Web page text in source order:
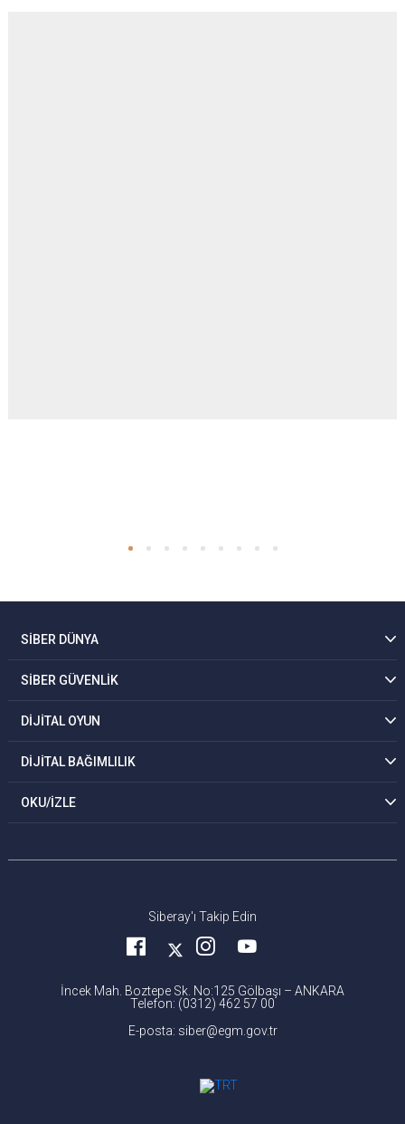
SİBER DÜNYA
SİBER GÜVENLİK
DİJİTAL OYUN
DİJİTAL BAĞIMLILIK
OKU/İZLE
Siberay'ı Takip Edin
İncek Mah. Boztepe Sk. No:125 Gölbaşı – ANKARA
Telefon: (0312) 462 57 00
E-posta: siber@egm.gov.tr